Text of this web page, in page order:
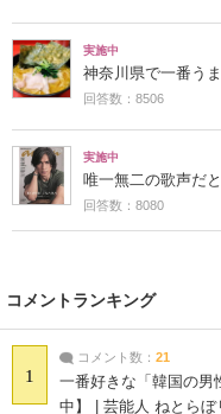
実施中
神奈川県で一番う
回答数：8506
実施中
唯一無二の歌声だ
回答数：8080
コメントランキング
1
コメント数： 21
一番好きな「韓国の男
中】 | 芸能人 ねとらぼ